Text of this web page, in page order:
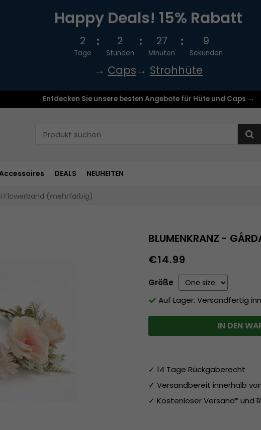
Happy Deals! 15% Rabatt
2
Tage
2
Stunden
27
Minuten
8
Sekunden
→ Caps→ Strohhüte
Entdecken Sie unsere besten Angebote für Hüte und Caps →
DEALS NEUHEITEN
Flowerband (mehrfarbig)
BLUMENKRANZ -
€14.99
Größe
Auf Lager. Versandfertig
IN DEN
✓ 14 Tage Rückgaberecht
✓ Versandbereit innerhalb
✓ Kostenloser Versand* und